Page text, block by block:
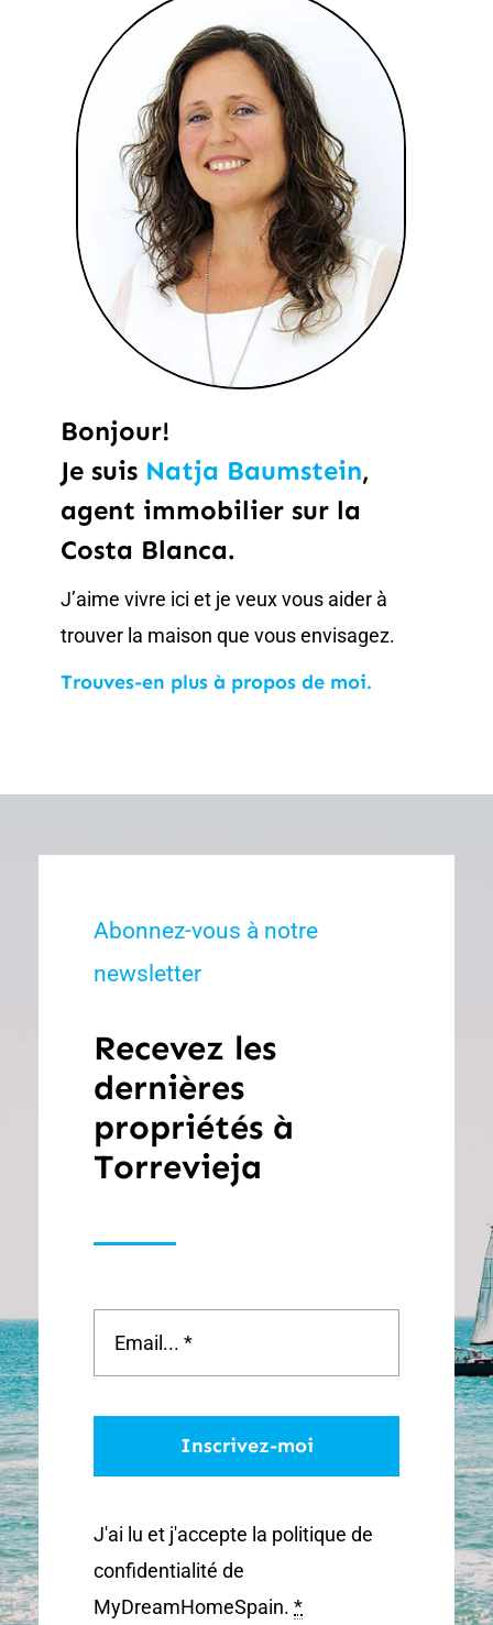
Bonjour!
Je suis Natja Baumstein,
agent immobilier sur la
Costa Blanca.
J’aime vivre ici et je veux vous aider à
trouver la maison que vous envisagez.
Trouves-en plus à propos de moi.
Abonnez-vous à notre
newsletter
Recevez les
dernières
propriétés à
Torrevieja
Inscrivez-moi
J'ai lu et j'accepte la politique de
confidentialité de
MyDreamHomeSpain. *